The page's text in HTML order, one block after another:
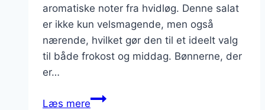
aromatiske noter fra hvidløg. Denne salat
er ikke kun velsmagende, men også
nærende, hvilket gør den til et ideelt valg
til både frokost og middag. Bønnerne, der
er…
Læs mereBønnesalat